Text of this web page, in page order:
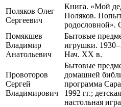
Поляков Олег
Сергеевич
Книга. «Мой
Поляков.
родословной».
Помякшев
Владимир
Анатольевич
Бытовые
игрушки.
Нач. XX в.
Провоторов
Сергей
Владимирович
Бытовые
домашней
программа
1992 гг.;
настольная